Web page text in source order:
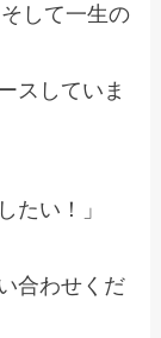
して一生の
スしていま
たい！」
合わせくだ